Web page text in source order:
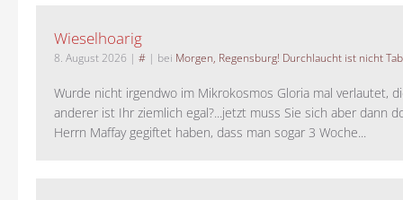
Wieselhoarig
8. August 2026 | # | bei Morgen, Regensburg! Durchlaucht ist nicht
Wurde nicht irgendwo im Mikrokosmos Gloria mal verlautet,
anderer ist Ihr ziemlich egal?...jetzt muss Sie sich aber dann
Herrn Maffay gegiftet haben, dass man sogar 3 Woche...